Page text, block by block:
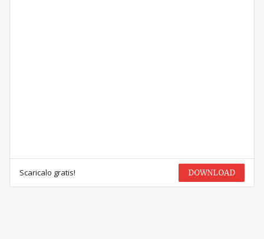
Scaricalo gratis! DOWNLOAD